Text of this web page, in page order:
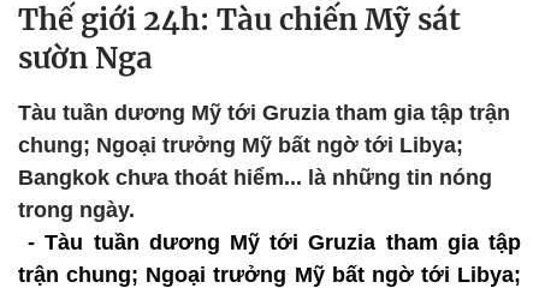
Thế giới 24h: Tàu chiến Mỹ sát
sườn Nga
Tàu tuần dương Mỹ tới Gruzia tham gia tập trận
chung; Ngoại trưởng Mỹ bất ngờ tới Libya;
Bangkok chưa thoát hiểm... là những tin nóng
trong ngày.
- Tàu tuần dương Mỹ tới Gruzia tham gia tập
trận chung; Ngoại trưởng Mỹ bất ngờ tới Libya;